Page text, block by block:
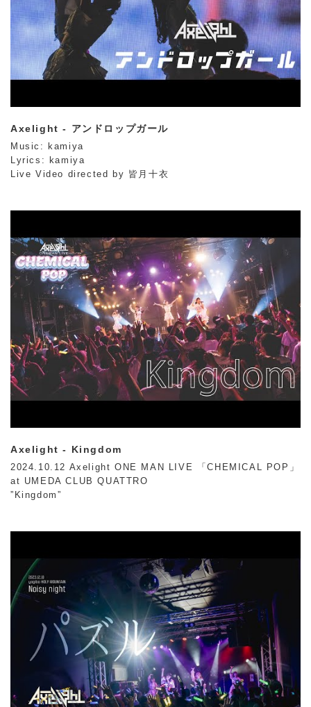
Axelight - アンドロップガール
Music: kamiya
Lyrics: kamiya
Live Video directed by 皆月十衣
Axelight - Kingdom
2024.10.12 Axelight ONE MAN LIVE 「CHEMICAL POP」
at UMEDA CLUB QUATTRO
”Kingdom”